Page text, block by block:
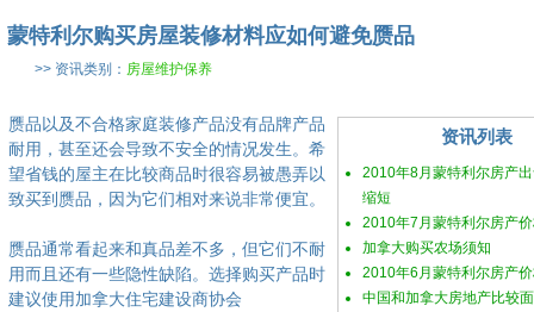
蒙特利尔购买房屋装修材料应如何避免赝品
>> 资讯类别： 房屋维护保养
资讯列表
2010年8月蒙特利尔房产
缩短
2010年7月蒙特利尔房产
加拿大购买农场须知
2010年6月蒙特利尔房产
中国和加拿大房地产比较
赝品以及不合格家庭装修产品没有品牌产品
耐用，甚至还会导致不安全的情况发生。希
望省钱的屋主在比较商品时很容易被愚弄以
致买到赝品，因为它们相对来说非常便宜。
赝品通常看起来和真品差不多，但它们不耐
用而且还有一些隐性缺陷。选择购买产品时
建议使用加拿大住宅建设商协会